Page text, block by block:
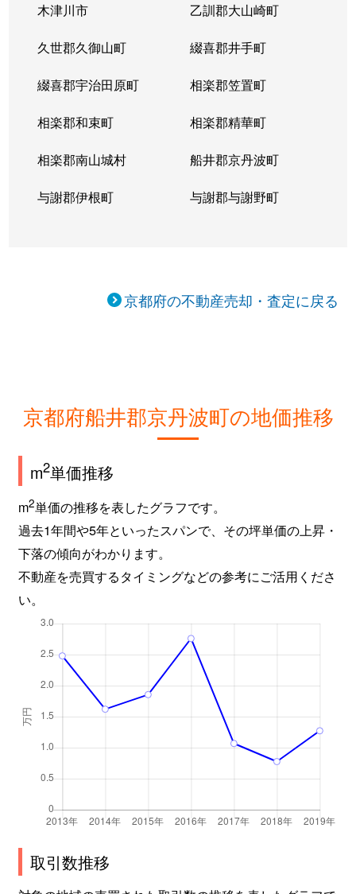
木津川市 乙訓郡大山崎町
久世郡久御山町 綴喜郡井手町
綴喜郡宇治田原町 相楽郡笠置町
相楽郡和束町 相楽郡精華町
相楽郡南山城村 船井郡京丹波町
与謝郡伊根町 与謝郡与謝野町
京都府の不動産売却・査定に戻る
京都府船井郡京丹波町の地価推移
m2単価推移
m2単価の推移を表したグラフです。
過去1年間や5年といったスパンで、その坪単価の上昇・
下落の傾向がわかります。
不動産を売買するタイミングなどの参考にご活用くださ
い。
取引数推移